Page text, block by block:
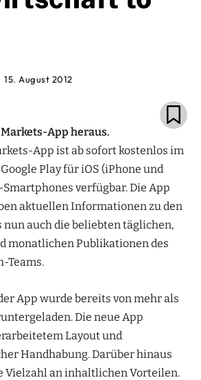
15. August 2012
App heraus.
App ist ab sofort kostenlos im
Play für iOS (iPhone und
verfügbar. Die App
aktuellen Informationen zu den
nun auch die beliebten täglichen,
monatlichen Publikationen des
Teams.
App wurde bereits von mehr als
Die neue App
Layout und
Handhabung. Darüber hinaus
Vielzahl an inhaltlichen Vorteilen.